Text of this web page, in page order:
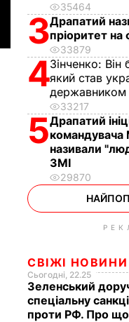
35464
3Драпатий
пріоритет на
33879
4Зінченко: Він
який став
державником
33217
5Драпатий
називали
ЗМІ
29870
СВІЖІ НОВИНИ
Сьогодні, 22.25
Зеленський
спеціальну
проти РФ. Про